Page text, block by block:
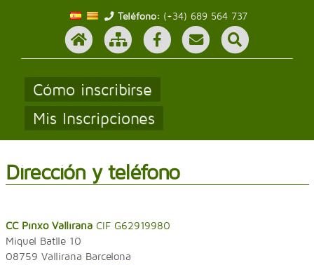
Teléfono: (+34) 689 564 737
Cómo inscribirse
Mis Inscripciones
Dirección y teléfono
CC Pinxo Vallirana CIF G62919980
Miquel Batlle 10
08759 Vallirana Barcelona